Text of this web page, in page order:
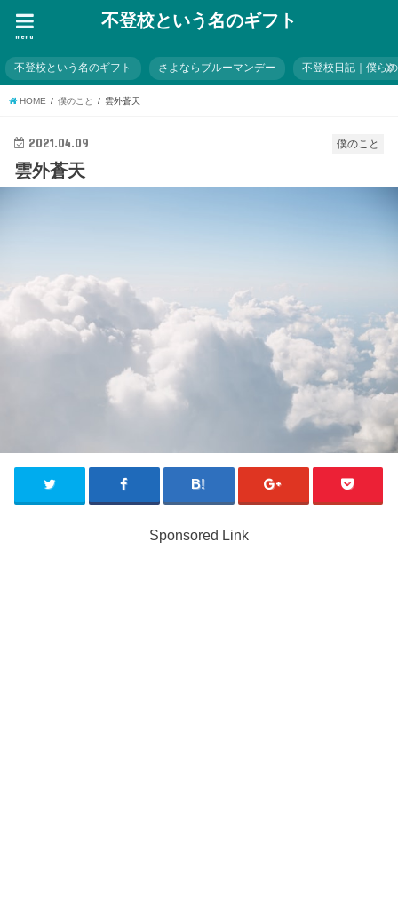
不登校という名のギフト
menu
不登校という名のギフト さよならブルーマンデー 不登校日記｜僕ら
HOME 僕のこと 雲外蒼天
僕のこと
2021.04.09
雲外蒼天
Sponsored Link